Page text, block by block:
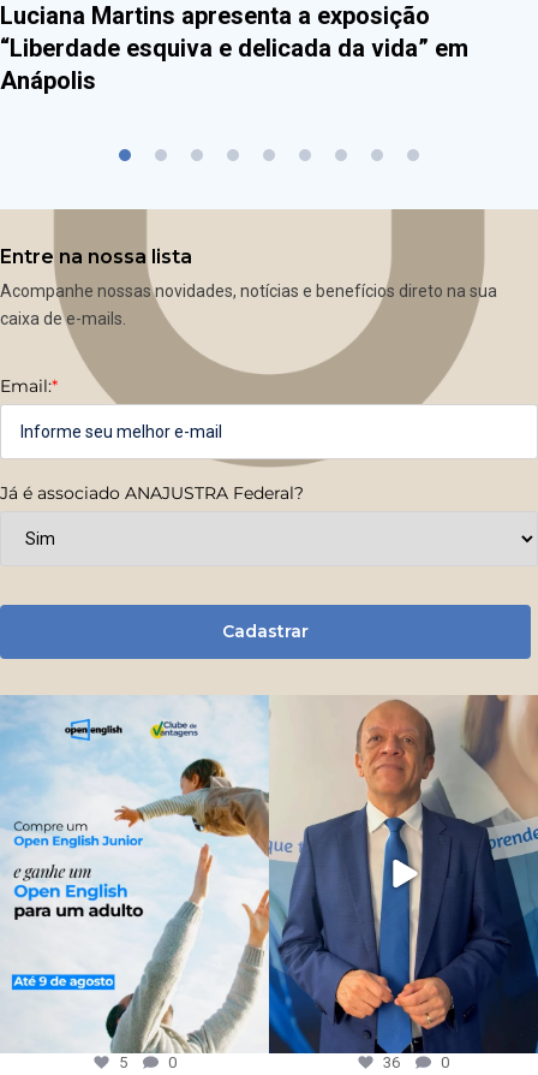
Luciana Martins apresenta a exposição
“Liberdade esquiva e delicada da vida” em
Anápolis
Entre na nossa lista
Acompanhe nossas novidades, notícias e benefícios direto na sua
caixa de e-mails.
Email:*
Já é associado ANAJUSTRA Federal?
Cadastrar
5 0 36 0